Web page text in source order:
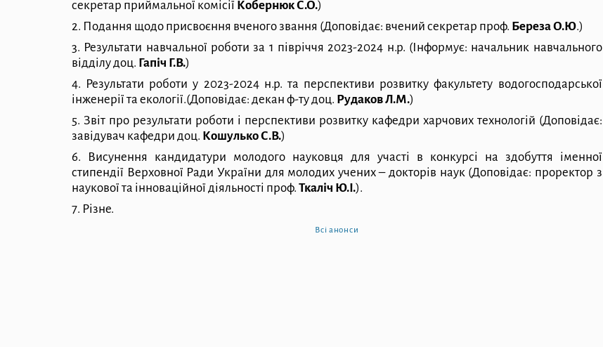
секретар приймальної комісії Кобернюк С.О.)
2. Подання щодо присвоєння вченого звання (Доповідає: вчений секретар проф. Береза О.Ю.)
3. Результати навчальної роботи за 1 півріччя 2023-2024 н.р. (Інформує: начальник навчального
відділу доц. Гапіч Г.В.)
4. Результати роботи у 2023-2024 н.р. та перспективи розвитку факультету водогосподарської
інженерії та екології.(Доповідає: декан ф-ту доц. Рудаков Л.М.)
5. Звіт про результати роботи і перспективи розвитку кафедри харчових технологій (Доповідає:
завідувач кафедри доц. Кошулько С.В.)
6. Висунення кандидатури молодого науковця для участі в конкурсі на здобуття іменної
стипендії Верховної Ради України для молодих учених – докторів наук (Доповідає: проректор з
наукової та інноваційної діяльності проф. Ткаліч Ю.І.).
7. Різне.
Всі анонси